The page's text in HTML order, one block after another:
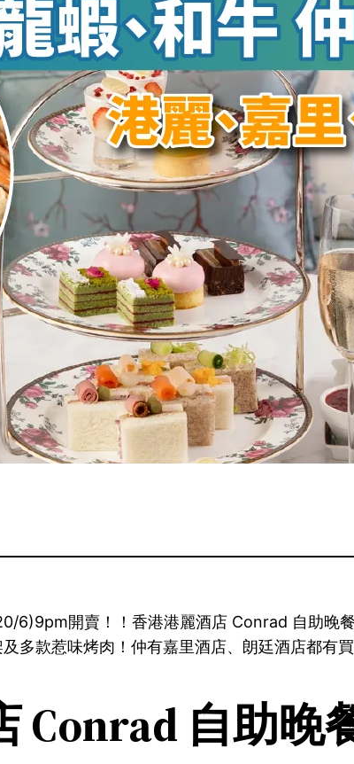
6)9pm開賣！！香港港麗酒店 Conrad 自助晚
多款惹味烤肉！仲有嘉里酒店、朗廷酒店都有買
Conrad 自助晚